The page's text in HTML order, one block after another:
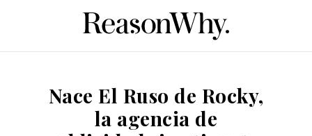
Nace El Ruso de Rocky,
la agencia de